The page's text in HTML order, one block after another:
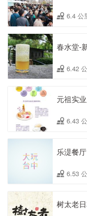
6.4 公
春水堂-
6.42
元祖实
6.43
乐湜餐厅
6.53
树太老